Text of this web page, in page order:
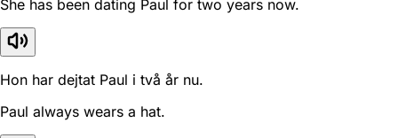
She has been dating Paul for two years now.
Hon har dejtat Paul i två år nu.
Paul always wears a hat.